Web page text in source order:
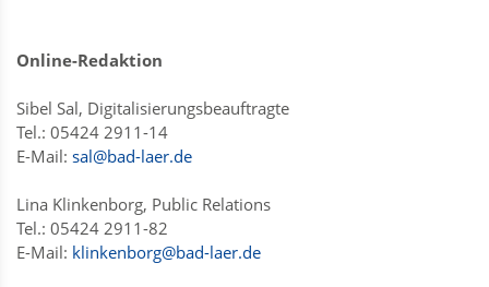
Online-Redaktion
Sibel Sal, Digitalisierungsbeauftragte
Tel.: 05424 2911-14
E-Mail: sal@bad-laer.de
Lina Klinkenborg, Public Relations
Tel.: 05424 2911-82
E-Mail: klinkenborg@bad-laer.de